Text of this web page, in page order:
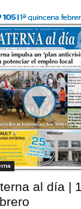
al día |